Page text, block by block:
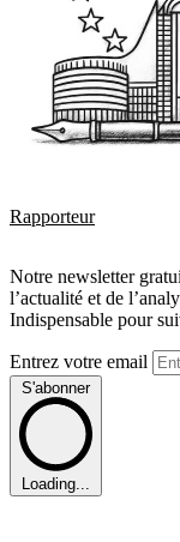
Rapporteur
Notre newsletter
l’actualité et de
Indispensable pour
Entrez votre email
S'abonner
Loading...